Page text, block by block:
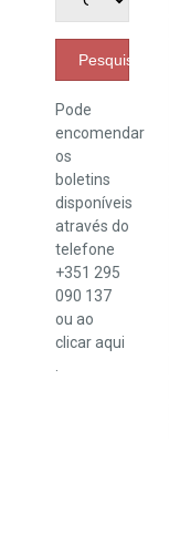
Pesquisar
Pode
encomendar
os
boletins
disponíveis
através do
telefone
+351 295
090 137
ou ao
clicaraqui